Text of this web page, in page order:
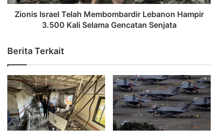
Zionis Israel Telah Membombardir Lebanon Hampir
3.500 Kali Selama Gencatan Senjata
Berita Terkait